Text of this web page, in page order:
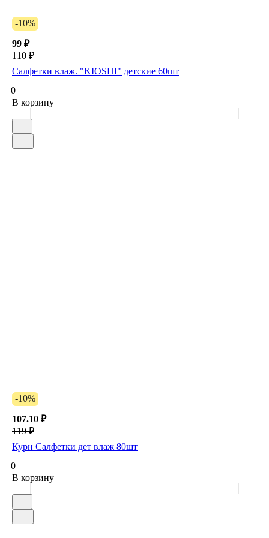
-10%
99 ₽
110 ₽
Салфетки влаж. "KIOSHI" детские 60шт
0
В корзину
-10%
107.10 ₽
119 ₽
Курн Салфетки дет влаж 80шт
0
В корзину